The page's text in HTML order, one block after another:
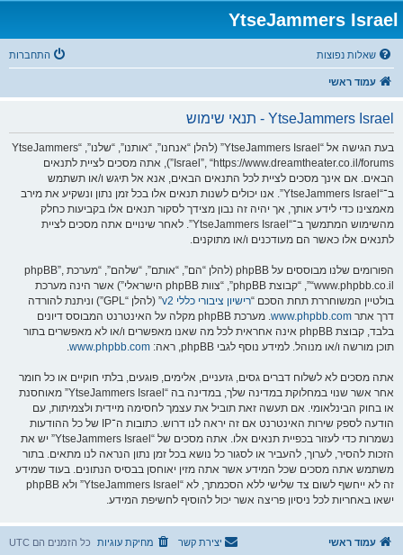
YtseJammers Israel
שאלות נפוצות התחברות
עמוד ראשי
YtseJammers Israel - תנאי שימוש
בעת הגישה אל “YtseJammers Israel” (להלן “אנחנו”, “אותנו”, “שלנו”, “YtseJammers
Israel”, “https://www.dreamtheater.co.il/forums”), אתה מסכים לציית לתנאים
הבאים. אם אינך מסכים לציית לכל התנאים הבאים, אנא אל תיגש ו/או תשתמש
ב־“YtseJammers Israel”. אנו יכולים לשנות תנאים אלו בכל זמן נתון ונשקיע את מירב
מאמצינו כדי לידע אותך, אך יהיה זה נבון מצידך לסקור תנאים אלו בקביעות כחלק
מהשימוש המתמשך ב־“YtseJammers Israel”. לאחר שינויים אתה מסכים לציית
לתנאים אלו כאשר הם מעודכנים ו/או מתוקנים.
הפורומים שלנו מבוססים על phpBB (להלן “הם”, “אותם”, “שלהם”, “מערכת phpBB”,
“www.phpbb.co.il”, “קבוצת phpBB”, “צוות phpBB הישראלי”) אשר הינה מערכת
בולטיין המשוחררת תחת הסכם “רישיון ציבורי כללי v2
” (להלן “GPL”) וניתנת להורדה
דרך אתר www.phpbb.com
. מערכת phpBB מקלה על האינטרנט המבוסס דיונים
בלבד, קבוצת phpBB אינה אחראית לכל מה שאנו מאפשרים ו/או לא מאפשרים בתור
תוכן מורשה ו/או מנוהל. למידע נוסף לגבי phpBB, ראה:
www.phpbb.com
.
אתה מסכים לא לשלוח דברים גסים, גזעניים, אלימים, פוגעים, בלתי חוקיים או כל חומר
אחר אשר שנוי במחלוקת במדינה שלך, במדינה בה “YtseJammers Israel” מאוחסנת
או בחוק הבינלאומי. אם תעשה זאת תוביל את עצמך לחסימה מיידית ולצמיתות, עם
הודעה לספק שירות האינטרנט אם זה יראה לנו דרוש. כתובות ה־IP של כל ההודעות
נשמרות כדי לעזור בכפיית תנאים אלו. אתה מסכים של “YtseJammers Israel” יש את
הזכות להסיר, לערוך, להעביר או לסגור כל נושא בכל זמן נתון הנראה לנו מתאים. בתור
משתמש אתה מסכים שכל המידע אשר אתה מזין יאוחסן בבסיס הנתונים. בעוד שמידע
זה לא ייחשף לשום צד שלישי ללא הסכמתך, לא “YtseJammers Israel” ולא phpBB
ישאו באחריות לכל ניסיון פריצה אשר יכול להוסיף לחשיפת המידע.
עמוד ראשי כל הזמנים הם UTC מחיקת עוגיות יצירת קשר